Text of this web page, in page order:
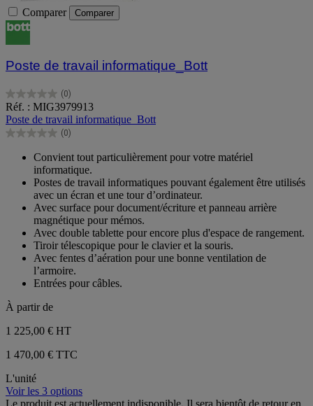
Comparer Comparer
Poste de travail informatique_Bott
(0)
0.0
sur
5
étoiles.
Réf. : MIG3979913
Poste de travail informatique_Bott
(0)
0.0
étoiles.
Convient tout particulièrement pour votre matériel
informatique.
Postes de travail informatiques pouvant également être utilisés
avec un écran et une tour d’ordinateur.
Avec surface pour document/écriture et panneau arrière
magnétique pour mémos.
Avec double tablette pour encore plus d'espace de rangement.
Tiroir télescopique pour le clavier et la souris.
Avec fentes d’aération pour une bonne ventilation de
l’armoire.
Entrées pour câbles.
À partir de
1 225,00 € HT
1 470,00 € TTC
L'unité
Voir les 3 options
Le produit est actuellement indisponible. Il sera bientôt de retour en